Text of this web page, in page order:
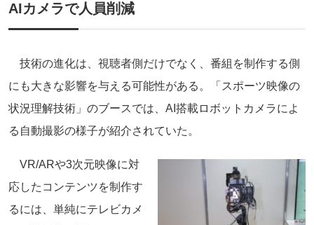
AIカメラで人員削減
技術の進化は、視聴者側だけでなく、番組を制作する側
にも大きな影響を与える可能性がある。「スポーツ映像の
状況理解技術」のブースでは、AI搭載ロボットカメラによ
る自動撮影の様子が紹介されていた。
VR/ARや3次元映像に対
応したコンテンツを制作す
るには、単純にテレビカメ